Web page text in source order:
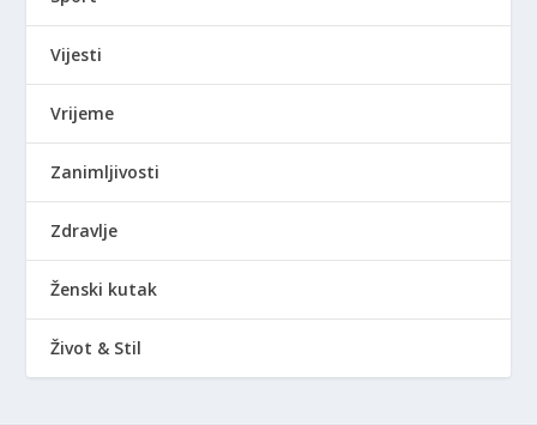
Vijesti
Vrijeme
Zanimljivosti
Zdravlje
Ženski kutak
Život & Stil